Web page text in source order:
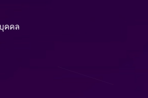
คคล